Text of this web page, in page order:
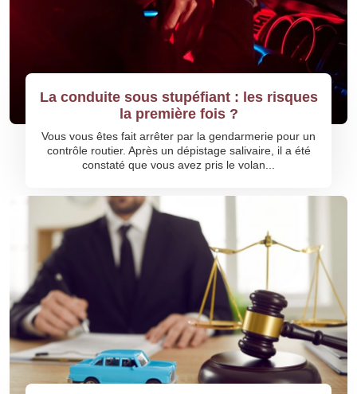
La conduite sous stupéfiant : les risques
la première fois ?
Vous vous êtes fait arrêter par la gendarmerie pour un
contrôle routier. Après un dépistage salivaire, il a été
constaté que vous avez pris le volan...